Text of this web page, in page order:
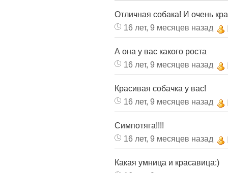
Отличная собака! И очень
16 лет, 9 месяцев назад
А она у вас какого роста
16 лет, 9 месяцев назад
Красивая собачка у вас!
16 лет, 9 месяцев назад
Симпотяга!!!!
16 лет, 9 месяцев назад
Какая умница и красавица:)